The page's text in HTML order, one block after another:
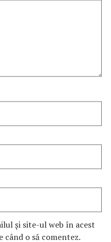
și site-ul web în acest
o să comentez.